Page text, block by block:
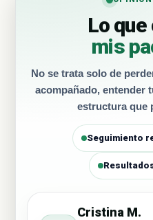
Lo
mis
No se trata solo de
acompañado, entender
estructura que
Seguimiento
Cristina M.